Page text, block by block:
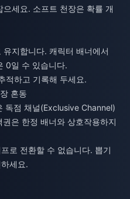
세요. 소프트 천장은 확률 개
지합니다. 캐릭터 배너에서
0일 수 있습니다.
적하고 기록해 두세요.
혼동
독점 채널(Exclusive Channel)
은 한정 배너와 상호작용하지
로 전환할 수 없습니다. 뽑기
세요.